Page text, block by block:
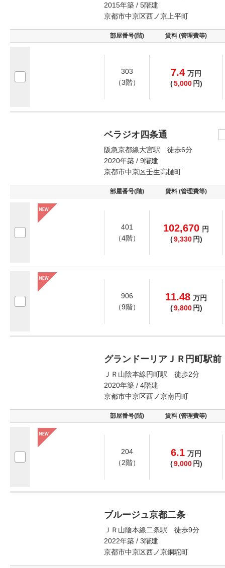
2015年築 / 5階建
京都市中京区西ノ京上平町
部屋番号(階) 賃料 (管理費等)
303
（3階）
7.4 万円
(5,000 円)
ベラジオ四条通
阪急京都線大宮駅 徒歩6分
2020年築 / 9階建
京都市中京区壬生高樋町
部屋番号(階) 賃料 (管理費等)
401
（4階）
102,670 円
(9,330 円)
906
（9階）
11.48 万円
(9,800 円)
グランドーリアＪＲ円町駅前
ＪＲ山陰本線円町駅 徒歩2分
2020年築 / 4階建
京都市中京区西ノ京南円町
部屋番号(階) 賃料 (管理費等)
204
（2階）
6.1 万円
(9,000 円)
ブルージュ京都二条
ＪＲ山陰本線二条駅 徒歩9分
2022年築 / 3階建
京都市中京区西ノ京銅駝町